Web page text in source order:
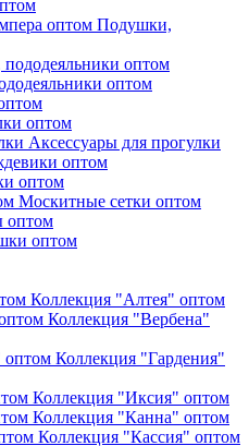
Подушки,
оптом
оптом
Аксессуары для прогулки
оптом
оптом
Москитные сетки оптом
оптом
оптом
Коллекция "Алтея" оптом
Коллекция "Вербена"
Коллекция "Гардения"
Коллекция "Иксия" оптом
Коллекция "Канна" оптом
Коллекция "Кассия" оптом